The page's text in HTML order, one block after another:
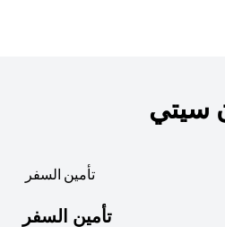
سيتي
تأمين السفر